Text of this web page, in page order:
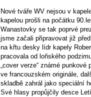
Nové tváře WV nejsou v
kapelou prošli na počátku
Wanastovky se tak poprvé
jsme začali připravovat již
na křtu desky lídr kapely
pracovala od loňského
„cover verze“ známé
ve francouzském originále,
skladbě zahrál jako speciální
Své hlasy propůjčily desce